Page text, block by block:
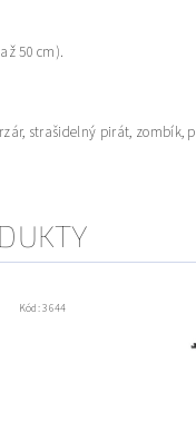
50 cm).
strašidelný pirát, zombík,
Kód:3644